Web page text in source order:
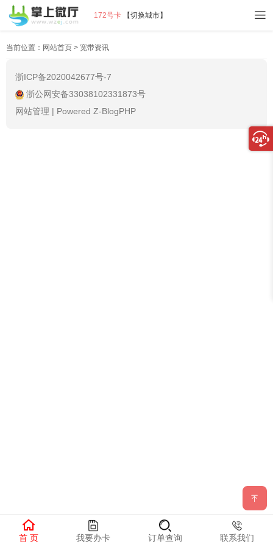
172号卡 【切换城市】
当前位置： 网站首页 > 宽带资讯
浙ICP备2020042677号-7
浙公网安备33038102331873号
网站管理 | Powered Z-BlogPHP
首 页 我要办卡 订单查询 联系我们